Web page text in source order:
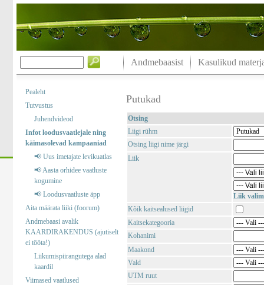
Andmebaasist Kasulikud
Pealeht
Tutvustus
Juhendvideod
Infot loodusvaatlejale ning
käimasolevad kampaaniad
📢 Uus imetajate levikuatlas
📢 Aasta orhidee vaatluste
kogumine
📢 Loodusvaatluste äpp
Aita määrata liiki (foorum)
Andmebaasi avalik
KAARDIRAKENDUS (ajutiselt
ei tööta!)
Liikumispiirangutega alad
kaardil
Viimased vaatlused
Putukad
Otsing
Liigi rühm
Otsing liigi nime järgi
Liik
Liik
Kõik kaitsealused liigid
Kaitsekategooria
Kohanimi
Maakond
Vald
UTM ruut